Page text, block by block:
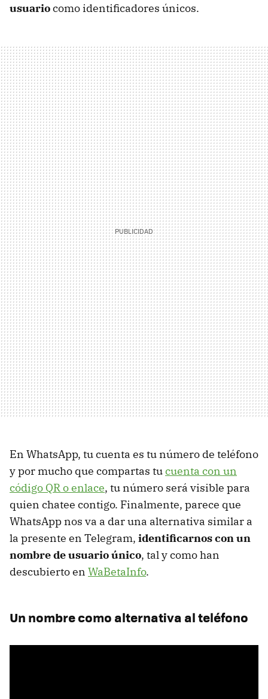
usuariocomo identificadores únicos.
En WhatsApp, tu cuenta es tu número de teléfono
y por mucho que compartas tucuenta con un
código QR o enlace, tu número será visible para
quien chatee contigo. Finalmente, parece que
WhatsApp nos va a dar una alternativa similar a
la presente en Telegram, identificarnos con un
nombre de usuario único, tal y como han
descubierto en WaBetaInfo.
Un nombre como alternativa al teléfono